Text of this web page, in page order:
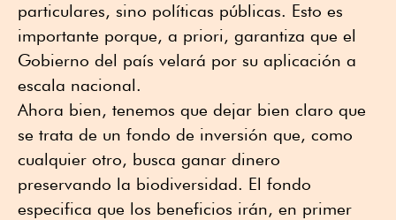
particulares, sino políticas públicas. Esto es
importante porque, a priori, garantiza que el
Gobierno del país velará por su aplicación a
escala nacional.
Ahora bien, tenemos que dejar bien claro que
se trata de un fondo de inversión que, como
cualquier otro, busca ganar dinero
preservando la biodiversidad. El fondo
especifica que los beneficios irán, en primer